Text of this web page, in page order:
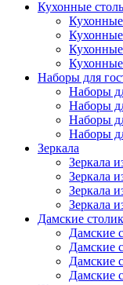
Кухонные
Кухонные
Наборы для
Наборы
Наборы
Наборы
Наборы
Зеркала
Зеркала
Зеркала
Зеркала
Зеркала
Дамские
Дамские
Дамские
Дамские
Дамские